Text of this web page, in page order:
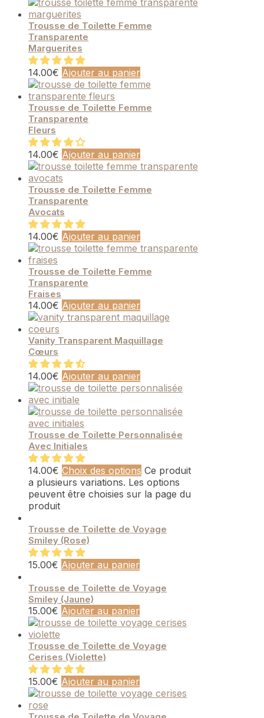
Trousse de Toilette Femme
Transparente
Marguerites
14.00€ Ajouter au panier
Trousse de Toilette Femme
Transparente
Fleurs
14.00€ Ajouter au panier
Trousse de Toilette Femme
Transparente
Avocats
14.00€ Ajouter au panier
Trousse de Toilette Femme
Transparente
Fraises
14.00€ Ajouter au panier
Vanity Transparent Maquillage
Cœurs
14.00€ Ajouter au panier
Trousse de Toilette Personnalisée
Avec Initiales
14.00€ Choix des options Ce produit
a plusieurs variations. Les options
peuvent être choisies sur la page du
produit
Trousse de Toilette de Voyage
Smiley (Rose)
15.00€ Ajouter au panier
Trousse de Toilette de Voyage
Smiley (Jaune)
15.00€ Ajouter au panier
Trousse de Toilette de Voyage
Cerises (Violette)
15.00€ Ajouter au panier